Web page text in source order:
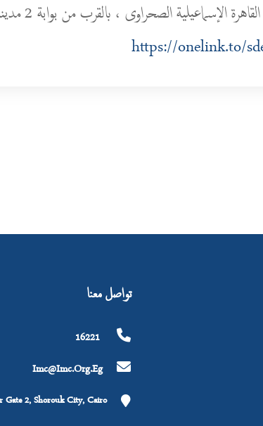
https://onelink.to/
تواصل معنا
16221
Imc@imc.org.eg
Gate 2, Shorouk City, Cairo